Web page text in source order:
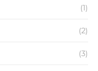
(1)
(2)
(3)